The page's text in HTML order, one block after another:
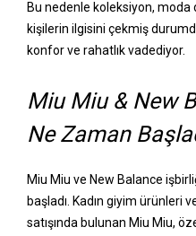
Bu nedenle koleksiyon, moda
kişilerin ilgisini çekmiş
konfor ve rahatlık vadediyor.
Miu Miu & New
Ne Zaman
Miu Miu ve New Balance
başladı. Kadın giyim ürünleri
satışında bulunan Miu Miu,